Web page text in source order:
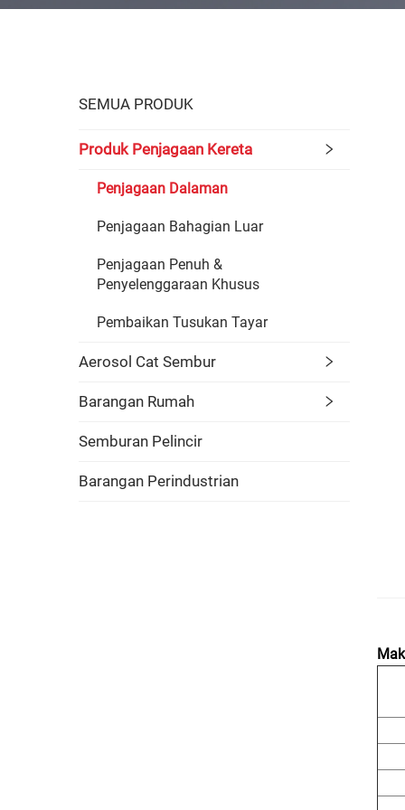
SEMUA PRODUK
Produk Penjagaan Kereta
Penjagaan Dalaman
Penjagaan Bahagian Luar
Penjagaan Penuh &
Penyelenggaraan Khusus
Pembaikan Tusukan Tayar
Aerosol Cat Sembur
Barangan Rumah
Semburan Pelincir
Barangan Perindustrian